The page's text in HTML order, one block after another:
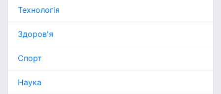
Технологія
Здоров'я
Спорт
Наука